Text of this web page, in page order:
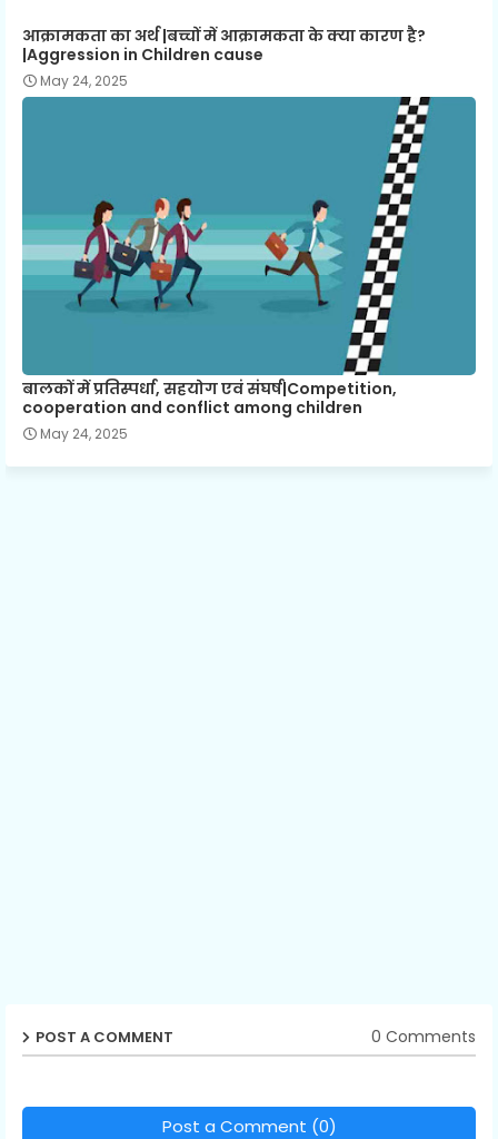
आक्रामकता का अर्थ |बच्चों में आक्रामकता के क्या कारण है?
|Aggression in Children cause
May 24, 2025
बालकों में प्रतिस्पर्धा, सहयोग एवं संघर्ष|Competition,
cooperation and conflict among children
May 24, 2025
POST A COMMENT 0 Comments
Post a Comment (0)